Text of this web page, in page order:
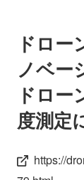
ドロー
ノベー
ドロ
度測定
https://